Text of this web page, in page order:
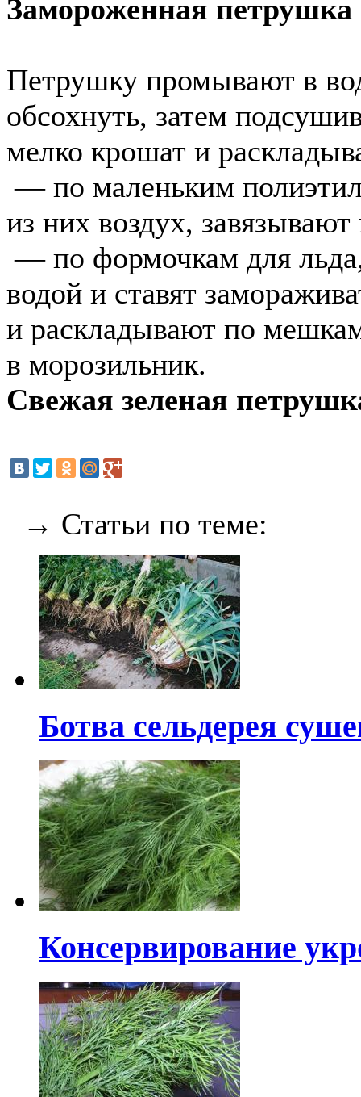
Замороженная петрушка
Петрушку промывают в
обсохнуть, затем
мелко крошат и
— по маленьким
из них воздух,
— по формочкам для
водой и ставят
и раскладывают по
в морозильник.
Свежая зеленая
→ Статьи по теме:
Ботва сельдерея
Консервирование